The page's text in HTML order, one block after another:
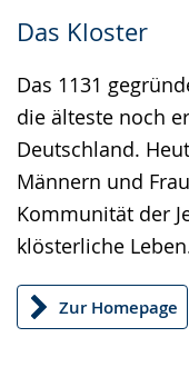
Das Kloster
Leichten
Sprache
wechseln.
Audio-
Unterstützung.
Video
in
Deutscher
Gebärdensprache
wird
angezeigt.
Das 1131
die älteste noch
Deutschland.
Männern und
Kommunität der
klösterliche
Zur Homepage